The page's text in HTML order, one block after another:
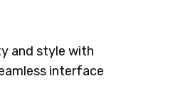
and style with
interface